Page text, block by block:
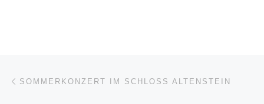
Beitragsnavigation
SOMMERKONZERT IM SCHLOSS ALTENSTEIN